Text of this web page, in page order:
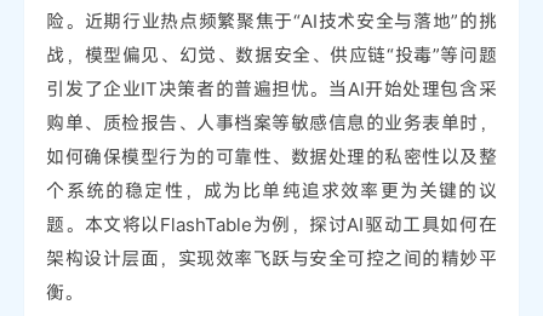
险。近期行业热点频繁聚焦于“AI技术安全与落地”的挑
战，模型偏见、幻觉、数据安全、供应链“投毒”等问题
引发了企业IT决策者的普遍担忧。当AI开始处理包含采
购单、质检报告、人事档案等敏感信息的业务表单时，
如何确保模型行为的可靠性、数据处理的私密性以及整
个系统的稳定性，成为比单纯追求效率更为关键的议
题。本文将以FlashTable为例，探讨AI驱动工具如何在
架构设计层面，实现效率飞跃与安全可控之间的精妙平
衡。